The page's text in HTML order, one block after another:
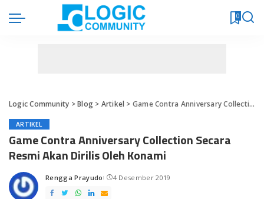
0
Logic Community >Blog> Artikel > Game Contra Anniversary Collection Secara Resmi Akan Dirilis Oleh Konami
ARTIKEL
Game Contra Anniversary Collection Secara
Resmi Akan Dirilis Oleh Konami
Posted
by
Rengga Prayudo 4 Desember 2019